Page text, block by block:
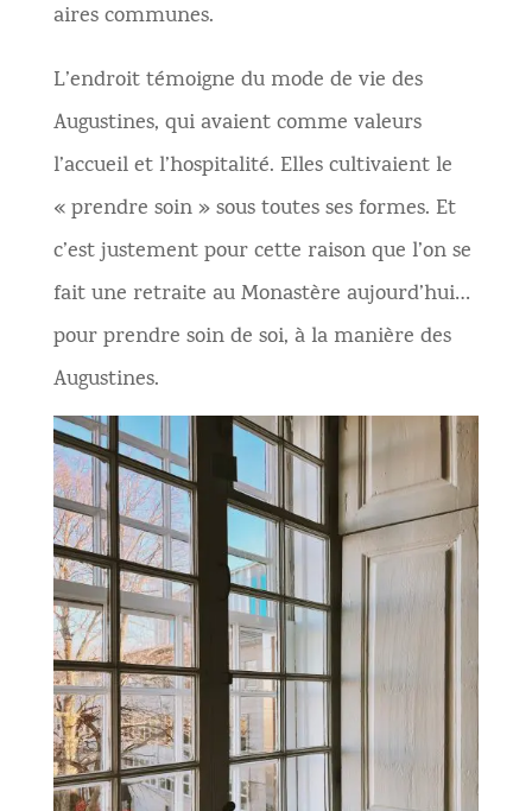
aires communes.
L’endroit témoigne du mode de vie des
Augustines, qui avaient comme valeurs
l’accueil et l’hospitalité. Elles cultivaient le
« prendre soin » sous toutes ses formes. Et
c’est justement pour cette raison que l’on se
fait une retraite au Monastère aujourd’hui…
pour prendre soin de soi, à la manière des
Augustines.